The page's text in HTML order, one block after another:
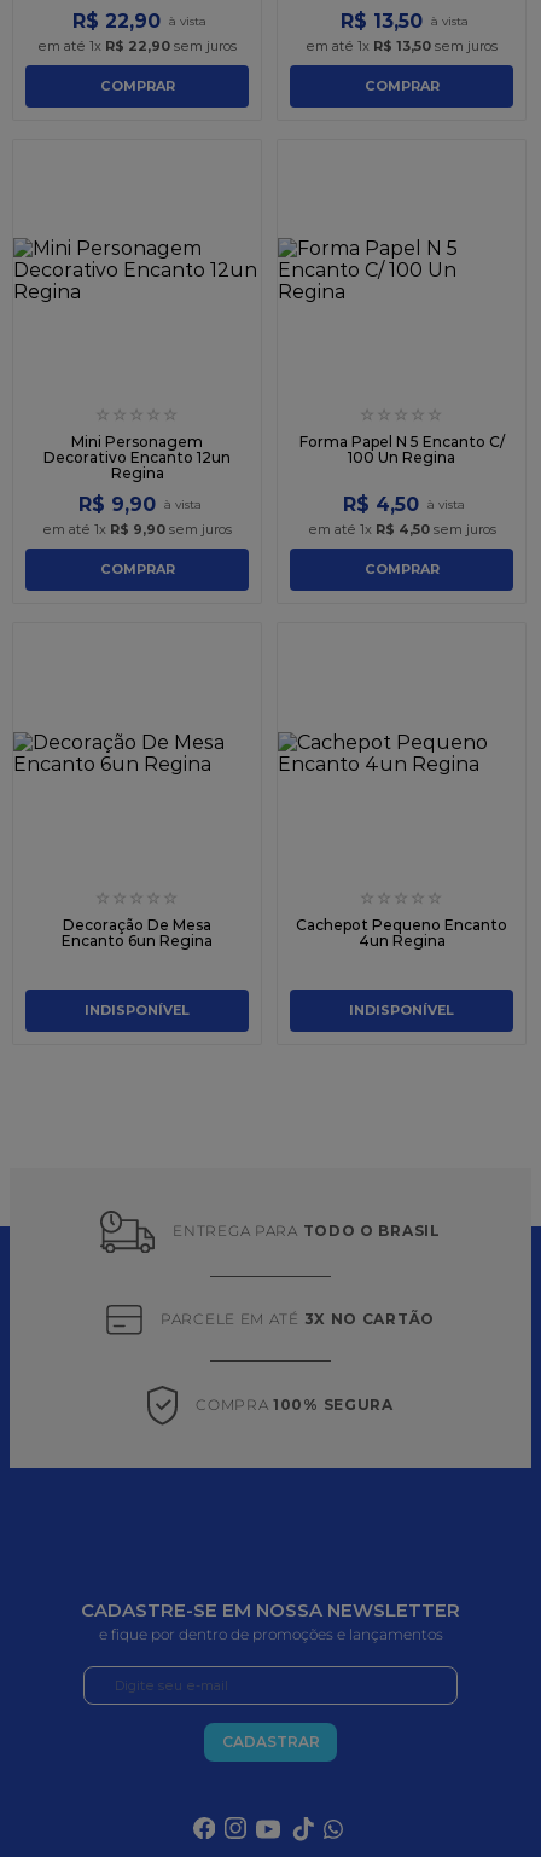
R$ 22,90
em até 1x R$ 22,90 sem juros
COMPRAR
R$ 13,50
em até 1x R$ 13,50 sem juros
COMPRAR
☆ ☆ ☆ ☆ ☆
Mini Personagem
Decorativo Encanto 12un
Regina
R$ 9,90
em até 1x R$ 9,90 sem juros
COMPRAR
☆ ☆ ☆ ☆ ☆
Forma Papel N 5 Encanto C/
100 Un Regina
R$ 4,50
em até 1x R$ 4,50sem juros
COMPRAR
☆ ☆ ☆ ☆ ☆
Decoração De Mesa
Encanto 6un Regina
INDISPONÍVEL
☆ ☆ ☆ ☆ ☆
Cachepot Pequeno Encanto
4un Regina
INDISPONÍVEL
ENTREGA PARA TODO O BRASIL
PARCELE EM ATÉ 3X NO CARTÃO
COMPRA 100% SEGURA
CADASTRE-SE EM NOSSA NEWSLETTER
e fique por dentro de promoções e lançamentos
CADASTRAR